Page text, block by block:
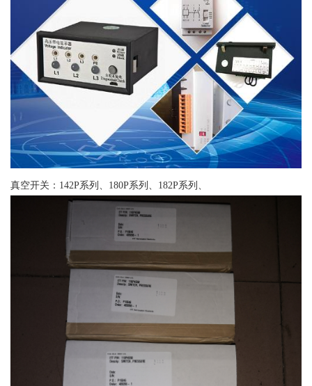
真空开关：142P系列、180P系列、182P系列、